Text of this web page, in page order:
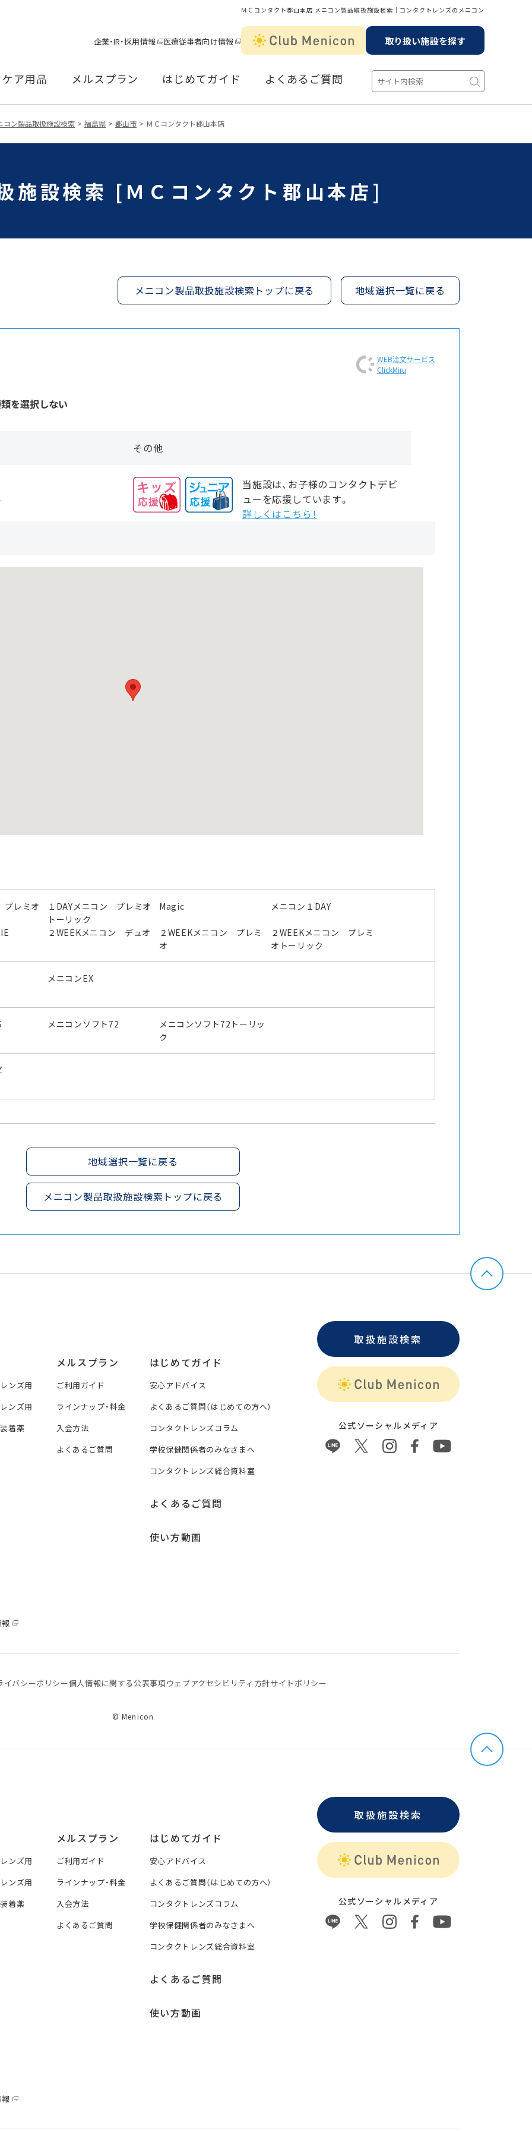
ＭＣコンタクト郡山本店 メニコン製品取扱施設検索│コンタクトレンズのメニコン
企業・IR・採用情報 医療従事者向け情報 取り扱い施設を探す
ケア用品 メルスプラン はじめてガイド よくあるご質問
コン製品取扱施設検索 福島県 郡山市 ＭＣコンタクト郡山本店
施設検索 [ＭＣコンタクト郡山本店]
メニコン製品取扱施設検索トップに戻る 地域選択一覧に戻る
WEB注文サービス
ClickMiru
を選択しない
その他
当施設は、お子様のコンタクトデビ
ューを応援しています。
詳しくはこちら！
プレミオ
１DAYメニコン プレミオ
トーリック
Magic メニコン１DAY
２WEEKメニコン デュオ
２WEEKメニコン プレミ
オ
２WEEKメニコン プレミ
オトーリック
メニコンEX
メニコンソフト72
メニコンソフト72トーリッ
ク
地域選択一覧に戻る
メニコン製品取扱施設検索トップに戻る
ンズ用
ンズ用
着薬
メルスプラン
ご利用ガイド
ラインナップ・料金
入会方法
よくあるご質問
はじめてガイド
安心アドバイス
よくあるご質問（はじめての方へ）
コンタクトレンズコラム
学校保健関係者のみなさまへ
コンタクトレンズ総合資料室
よくあるご質問
使い方動画
取扱施設検索
公式ソーシャルメディア
イバシーポリシー個⼈情報に関する公表事項 ウェブアクセシビリティ方針サイトポリシー
© Menicon
ンズ用
ンズ用
着薬
メルスプラン
ご利用ガイド
ラインナップ・料金
入会方法
よくあるご質問
はじめてガイド
安心アドバイス
よくあるご質問（はじめての方へ）
コンタクトレンズコラム
学校保健関係者のみなさまへ
コンタクトレンズ総合資料室
よくあるご質問
使い方動画
取扱施設検索
公式ソーシャルメディア